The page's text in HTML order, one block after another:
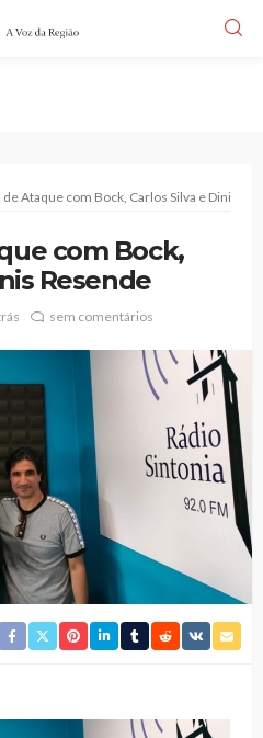
de Ataque com Bock, Carlos Silva e Dinis
com Bock,
Resende
sem comentários